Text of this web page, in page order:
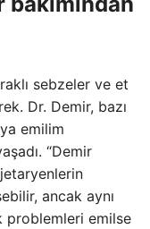
sebzeler ve et
Dr. Demir, bazı
emilim
“Demir
ancak aynı
problemleri emilse